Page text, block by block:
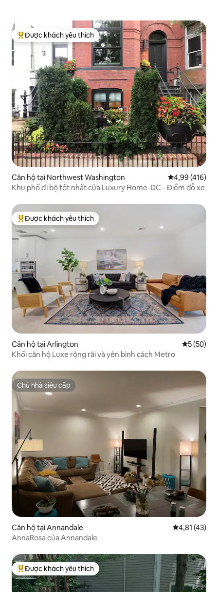
Được khách yêu thích nhất
Được khách yêu thích
Căn hộ tại Northwest Washington Xếp hạng
4,99 (416)
Khu phố đi bộ tốt nhất của Luxury Home-DC - Điểm đỗ xe
Được khách yêu thích nhất
Được khách yêu thích
Căn hộ tại Arlington Xếp hạng
5 (50)
Khối căn hộ Luxe rộng rãi và yên bình cách Metro
Chủ nhà siêu cấp
Chủ nhà siêu cấp
Căn hộ tại Annandale Xếp hạng
4,81 (43)
AnnaRosa của Annandale
Được khách yêu thích nhất
Được khách yêu thích